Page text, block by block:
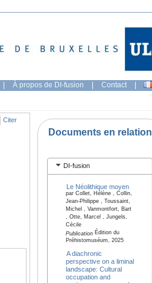
| À propos de DI-fusion | Contact |
Citer
Documents en relation
DI-fusion
Le Néolithique moyen
par Collet, Hélène , Collin,
Jean-Philippe , Toussaint,
Michel , Vanmontfort, Bart
, Otte, Marcel , Jungels,
Cécile
PublicationÉdition du
Préhistomuséum, 2025
A diachronic
perspective on a liminal
landscape: Cultural
occupation and